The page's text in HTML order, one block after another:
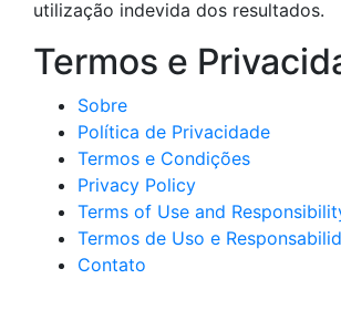
utilização indevida dos resultados.
Termos e
Sobre
Política de Privacidade
Termos e Condições
Privacy Policy
Terms of Use and
Termos de Uso e
Contato